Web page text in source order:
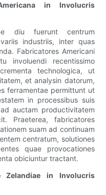
in Involucris
diu fuerunt centrum
industriis, inter quas
Fabricatores Americani
involuendi recentissimo
technologica, ut
et analysin datorum,
ferramentae permittunt ut
in processibus suis
auctam productivitatem
Praeterea, fabricatores
suam ad continuam
centratum, solutiones
quae provocationes
obiciuntur tractant.
Zelandiae in Involucris